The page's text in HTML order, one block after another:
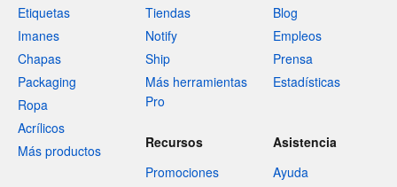
Etiquetas
Imanes
Chapas
Packaging
Ropa
Acrílicos
Más productos
Tiendas
Notify
Ship
Más herramientas
Pro
Blog
Empleos
Prensa
Estadísticas
Recursos
Promociones
Asistencia
Ayuda